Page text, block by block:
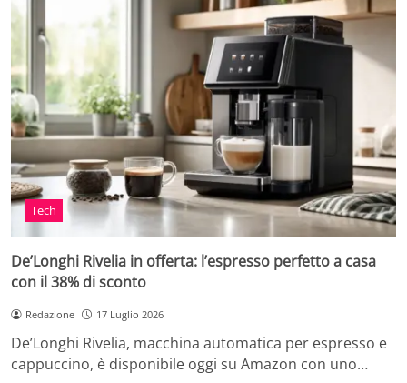
Tech
De’Longhi Rivelia in offerta: l’espresso perfetto a casa
con il 38% di sconto
Redazione 17 Luglio 2026
De’Longhi Rivelia, macchina automatica per espresso e
cappuccino, è disponibile oggi su Amazon con uno…